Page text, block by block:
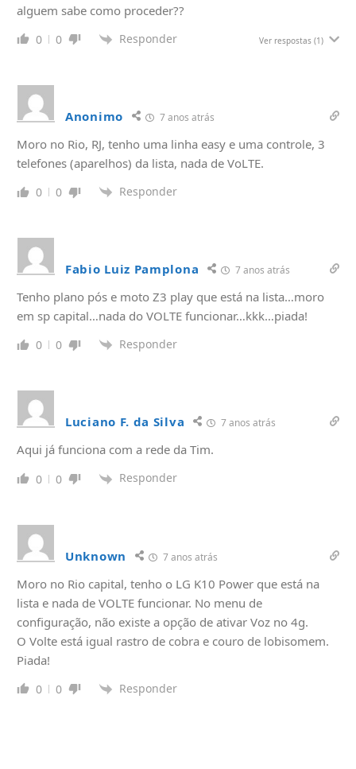
alguem sabe como proceder??
0 0 Responder Ver respostas (1)
Anonimo 7 anos atrás
Moro no Rio, RJ, tenho uma linha easy e uma controle, 3
telefones (aparelhos) da lista, nada de VoLTE.
0 0 Responder
Fabio Luiz Pamplona 7 anos atrás
Tenho plano pós e moto Z3 play que está na lista…moro
em sp capital…nada do VOLTE funcionar…kkk…piada!
0 0 Responder
Luciano F. da Silva 7 anos atrás
Aqui já funciona com a rede da Tim.
0 0 Responder
Unknown 7 anos atrás
Moro no Rio capital, tenho o LG K10 Power que está na
lista e nada de VOLTE funcionar. No menu de
configuração, não existe a opção de ativar Voz no 4g.
O Volte está igual rastro de cobra e couro de lobisomem.
Piada!
0 0 Responder